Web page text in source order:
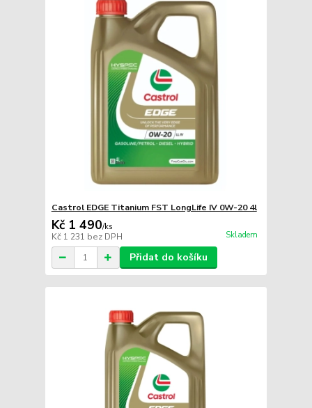
Castrol EDGE Titanium FST LongLife IV 0W-20 4l
Kč 1 490/ks
Kč 1 231 bez DPH Skladem
Přidat do košíku